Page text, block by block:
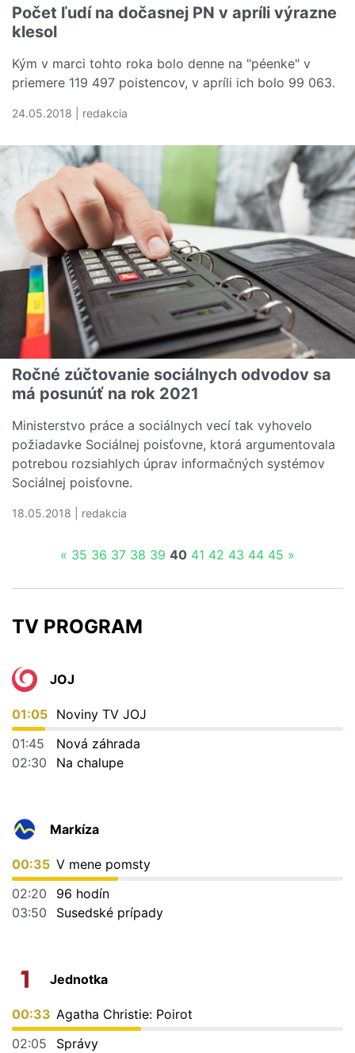
Počet ľudí na dočasnej PN v apríli výrazne
klesol
Kým v marci tohto roka bolo denne na "péenke" v
priemere 119 497 poistencov, v apríli ich bolo 99 063.
24.05.2018 | redakcia
Ročné zúčtovanie sociálnych odvodov sa
má posunúť na rok 2021
Ministerstvo práce a sociálnych vecí tak vyhovelo
požiadavke Sociálnej poisťovne, ktorá argumentovala
potrebou rozsiahlych úprav informačných systémov
Sociálnej poisťovne.
18.05.2018 | redakcia
« 35 36 37 38 39 40 41 42 43 44 45 »
TV PROGRAM
JOJ
01:05 Noviny TV JOJ
01:45
Nová záhrada
02:30
Na chalupe
Markíza
00:35 V mene pomsty
02:20
96 hodín
03:50
Susedské prípady
Jednotka
00:33 Agatha Christie: Poirot
02:05
Správy